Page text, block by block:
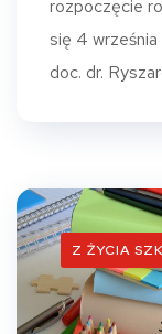
rozpoczęcie
się 4
doc. dr.
Z ŻYCIA